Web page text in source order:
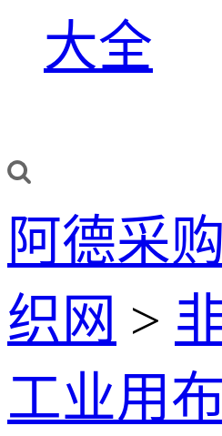
大全
阿德采
织网 >
工业用布